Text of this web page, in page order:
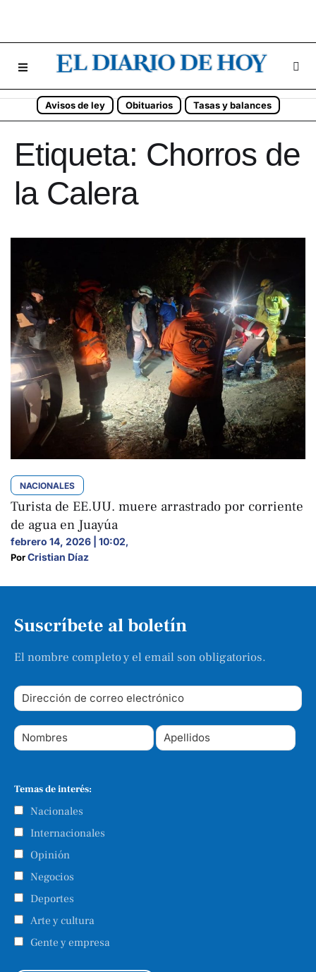
Avisos de ley Obituarios Tasas y balances
Etiqueta: Chorros de
la Calera
NACIONALES
Turista de EE.UU. muere arrastrado por corriente
de agua en Juayúa
febrero 14, 2026 | 10:02,
Por Cristian Díaz
Suscríbete al boletín
El nombre completo y el email son obligatorios.
Temas de interés:
Nacionales
Internacionales
Opinión
Negocios
Deportes
Arte y cultura
Gente y empresa